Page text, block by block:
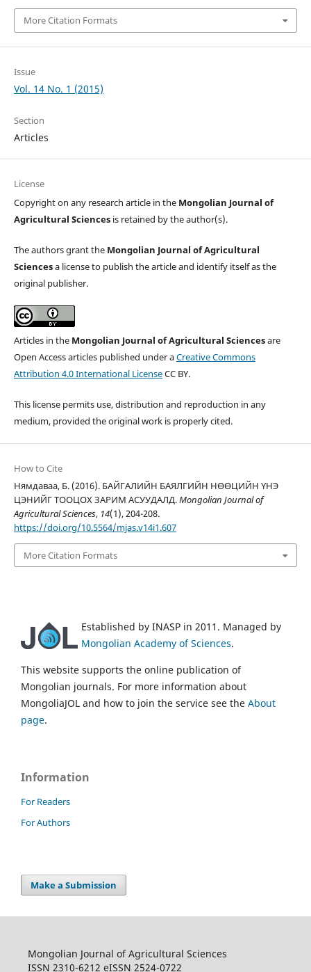
More Citation Formats
Issue
Vol. 14 No. 1 (2015)
Section
Articles
License
Copyright on any research article in the Mongolian Journal of
Agricultural Sciencesis retained by the author(s).
The authors grant the Mongolian Journal of Agricultural
Sciencesa license to publish the article and identify itself as the
original publisher.
Articles in the Mongolian Journal of Agricultural Sciencesare
Open Access articles published under aCreative Commons
Attribution 4.0 International LicenseCC BY.
This license permits use, distribution and reproduction in any
medium, provided the original work is properly cited.
How to Cite
Нямдаваа, Б. (2016). БАЙГАЛИЙН БАЯЛГИЙН НӨӨЦИЙН ҮНЭ
ЦЭНИЙГ ТООЦОХ ЗАРИМ АСУУДАЛД.Mongolian Journal of
Agricultural Sciences, 14(1), 204-208.
https://doi.org/10.5564/mjas.v14i1.607
More Citation Formats
Established by INASP in 2011. Managed by
Mongolian Academy of Sciences.
This website supports the online publication of
Mongolian journals. For more information about
MongoliaJOL and how to join the service see the About
page.
Information
For Readers
For Authors
Make a Submission
Mongolian Journal of Agricultural Sciences
ISSN 2310-6212 eISSN 2524-0722